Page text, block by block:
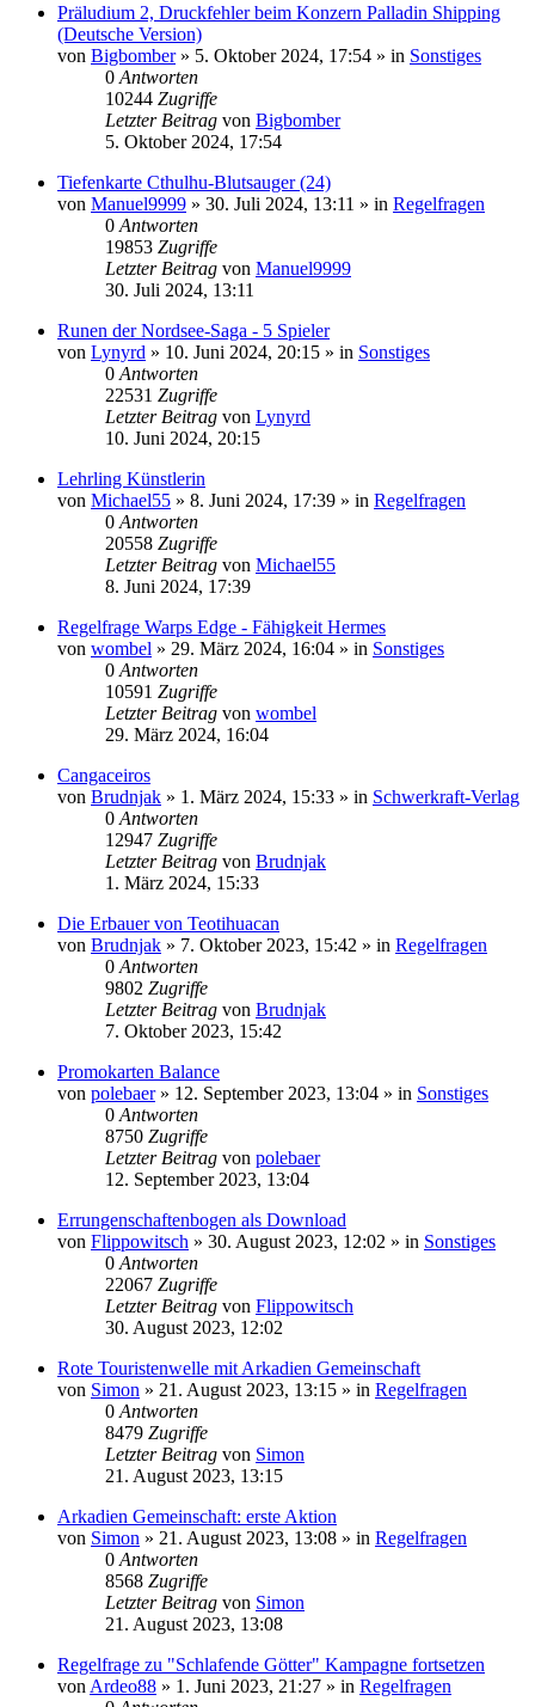
Präludium 2, Druckfehler beim Konzern Palladin Shipping
(Deutsche Version)
von Bigbomber» 5. Oktober 2024, 17:54 » in Sonstiges
0 Antworten
10244 Zugriffe
Letzter Beitrag von Bigbomber
5. Oktober 2024, 17:54
Tiefenkarte Cthulhu-Blutsauger (24)
von Manuel9999 » 30. Juli 2024, 13:11 » in Regelfragen
0 Antworten
19853 Zugriffe
Letzter Beitrag von Manuel9999
30. Juli 2024, 13:11
Runen der Nordsee-Saga - 5 Spieler
von Lynyrd » 10. Juni 2024, 20:15 » in Sonstiges
0 Antworten
22531 Zugriffe
Letzter Beitrag von Lynyrd
10. Juni 2024, 20:15
Lehrling Künstlerin
von Michael55 » 8. Juni 2024, 17:39 » in Regelfragen
0 Antworten
20558 Zugriffe
Letzter Beitrag von Michael55
8. Juni 2024, 17:39
Regelfrage Warps Edge - Fähigkeit Hermes
von wombel » 29. März 2024, 16:04 » in Sonstiges
0 Antworten
10591 Zugriffe
Letzter Beitrag von wombel
29. März 2024, 16:04
Cangaceiros
von Brudnjak » 1. März 2024, 15:33 » in Schwerkraft-Verlag
0 Antworten
12947 Zugriffe
Letzter Beitrag von Brudnjak
1. März 2024, 15:33
Die Erbauer von Teotihuacan
von Brudnjak » 7. Oktober 2023, 15:42 » in Regelfragen
0 Antworten
9802 Zugriffe
Letzter Beitrag von Brudnjak
7. Oktober 2023, 15:42
Promokarten Balance
von polebaer» 12. September 2023, 13:04 » in Sonstiges
0 Antworten
8750 Zugriffe
Letzter Beitrag von polebaer
12. September 2023, 13:04
Errungenschaftenbogen als Download
von Flippowitsch » 30. August 2023, 12:02 » in Sonstiges
0 Antworten
22067 Zugriffe
Letzter Beitrag von Flippowitsch
30. August 2023, 12:02
Rote Touristenwelle mit Arkadien Gemeinschaft
von Simon » 21. August 2023, 13:15 » in Regelfragen
0 Antworten
8479 Zugriffe
Letzter Beitrag von Simon
21. August 2023, 13:15
Arkadien Gemeinschaft: erste Aktion
von Simon » 21. August 2023, 13:08 » in Regelfragen
0 Antworten
8568 Zugriffe
Letzter Beitrag von Simon
21. August 2023, 13:08
Regelfrage zu "Schlafende Götter" Kampagne fortsetzen
von Ardeo88 » 1. Juni 2023, 21:27 » in Regelfragen